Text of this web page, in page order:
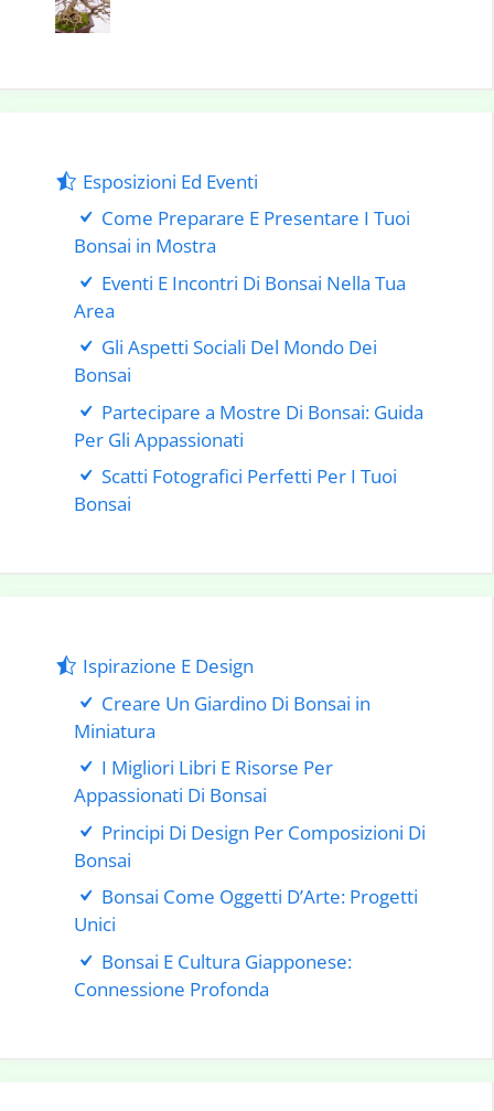
Esposizioni Ed Eventi
Come Preparare E Presentare I Tuoi
Bonsai in Mostra
Eventi E Incontri Di Bonsai Nella Tua
Area
Gli Aspetti Sociali Del Mondo Dei
Bonsai
Partecipare a Mostre Di Bonsai: Guida
Per Gli Appassionati
Scatti Fotografici Perfetti Per I Tuoi
Bonsai
Ispirazione E Design
Creare Un Giardino Di Bonsai in
Miniatura
I Migliori Libri E Risorse Per
Appassionati Di Bonsai
Principi Di Design Per Composizioni Di
Bonsai
Bonsai Come Oggetti D’Arte: Progetti
Unici
Bonsai E Cultura Giapponese:
Connessione Profonda